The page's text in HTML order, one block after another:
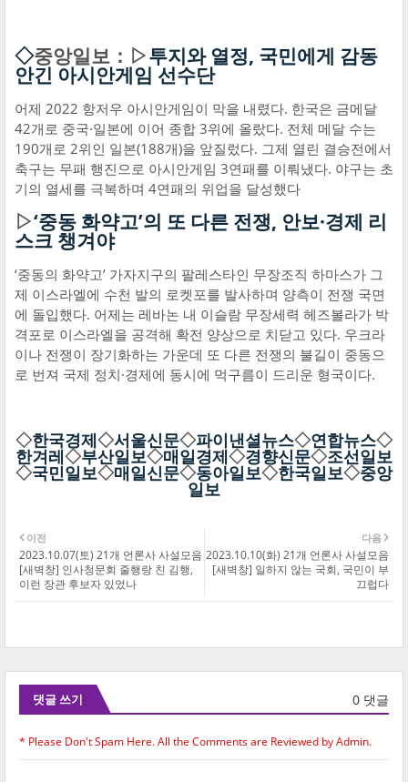
◇중앙일보：▷투지와 열정, 국민에게 감동
안긴 아시안게임 선수단
어제 2022 항저우 아시안게임이 막을 내렸다. 한국은 금메달
42개로 중국·일본에 이어 종합 3위에 올랐다. 전체 메달 수는
190개로 2위인 일본(188개)을 앞질렀다. 그제 열린 결승전에서
축구는 무패 행진으로 아시안게임 3연패를 이뤄냈다. 야구는 초
기의 열세를 극복하며 4연패의 위업을 달성했다
▷‘중동 화약고’의 또 다른 전쟁, 안보·경제 리
스크 챙겨야
‘중동의 화약고’ 가자지구의 팔레스타인 무장조직 하마스가 그
제 이스라엘에 수천 발의 로켓포를 발사하며 양측이 전쟁 국면
에 돌입했다. 어제는 레바논 내 이슬람 무장세력 헤즈볼라가 박
격포로 이스라엘을 공격해 확전 양상으로 치닫고 있다. 우크라
이나 전쟁이 장기화하는 가운데 또 다른 전쟁의 불길이 중동으
로 번져 국제 정치·경제에 동시에 먹구름이 드리운 형국이다.
◇한국경제◇서울신문◇파이낸셜뉴스◇연합뉴스◇
한겨레◇부산일보◇매일경제◇경향신문◇조선일보
◇국민일보◇매일신문◇동아일보◇한국일보◇중앙
일보
다음
2023.10.10(화) 21개 언론사 사설모음
[새벽창] 일하지 않는 국회, 국민이 부
끄럽다
이전
2023.10.07(토) 21개 언론사 사설모음
[새벽창] 인사청문회 줄행랑 친 김행,
이런 장관 후보자 있었나
댓글 쓰기 0 댓글
* Please Don't Spam Here. All the Comments are Reviewed by Admin.